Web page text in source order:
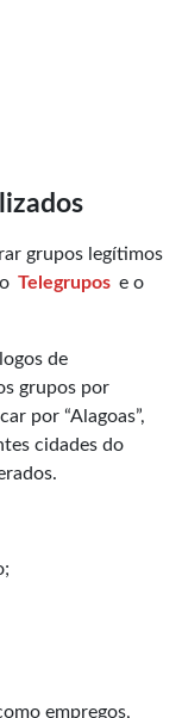
grupos legítimos
Telegrupos e o
de
grupos por
por “Alagoas”,
cidades do
empregos,